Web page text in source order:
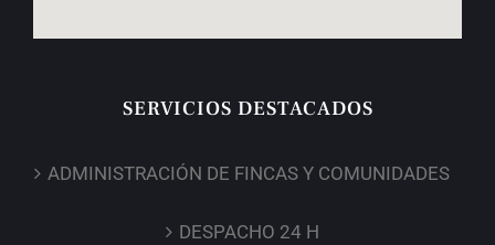
SERVICIOS DESTACADOS
ADMINISTRACIÓN DE FINCAS Y COMUNIDADES
DESPACHO 24 H